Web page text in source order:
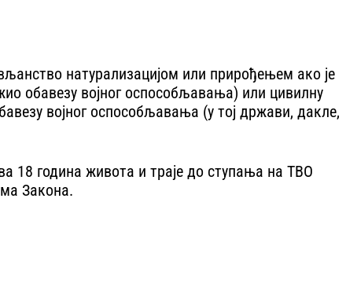
натурализацијом или прирођењем ако је
обавезу војног оспособљавања) или цивилну
војног оспособљавања (у тој држави, дакле,
18 година живота и траје до ступања на ТВО
Закона.